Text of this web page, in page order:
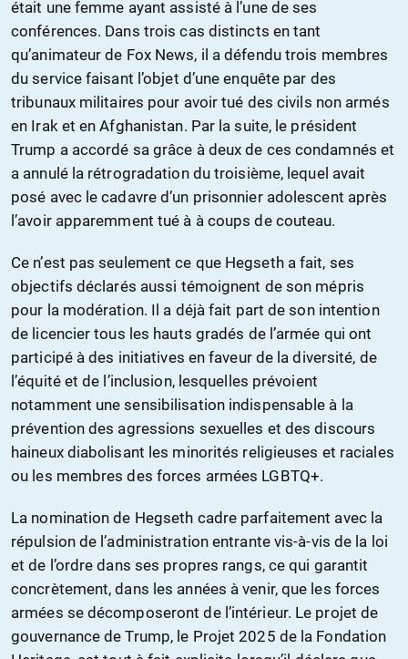
était une femme ayant assisté à l’une de ses
conférences. Dans trois cas distincts en tant
qu’animateur de Fox News, il a défendu trois membres
du service faisant l’objet d’une enquête par des
tribunaux militaires pour avoir tué des civils non armés
en Irak et en Afghanistan. Par la suite, le président
Trump a accordé sa grâce à deux de ces condamnés et
a annulé la rétrogradation du troisième, lequel avait
posé avec le cadavre d’un prisonnier adolescent après
l’avoir apparemment tué à à coups de couteau.
Ce n’est pas seulement ce que Hegseth a fait, ses
objectifs déclarés aussi témoignent de son mépris
pour la modération. Il a déjà fait part de son intention
de licencier tous les hauts gradés de l’armée qui ont
participé à des initiatives en faveur de la diversité, de
l’équité et de l’inclusion, lesquelles prévoient
notamment une sensibilisation indispensable à la
prévention des agressions sexuelles et des discours
haineux diabolisant les minorités religieuses et raciales
ou les membres des forces armées LGBTQ+.
La nomination de Hegseth cadre parfaitement avec la
répulsion de l’administration entrante vis-à-vis de la loi
et de l’ordre dans ses propres rangs, ce qui garantit
concrètement, dans les années à venir, que les forces
armées se décomposeront de l’intérieur. Le projet de
gouvernance de Trump, le Projet 2025 de la Fondation